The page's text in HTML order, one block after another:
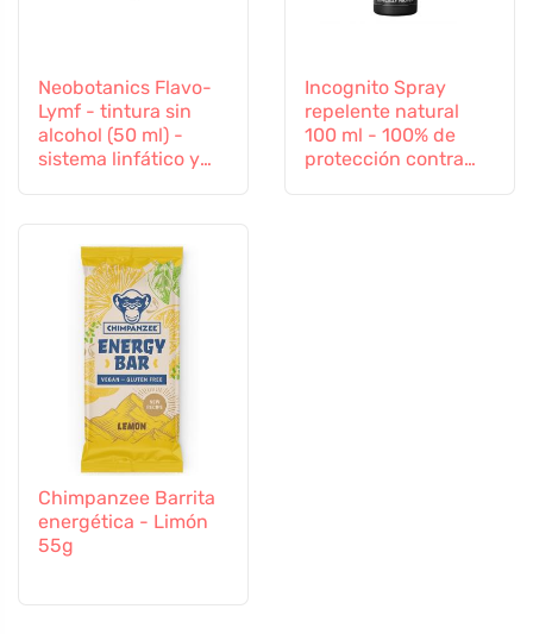
Neobotanics Flavo-
Lymf - tintura sin
alcohol (50 ml) -
sistema linfático y
Incognito Spray
repelente natural
100 ml - 100% de
protección contra
Chimpanzee Barrita
energética - Limón
55g